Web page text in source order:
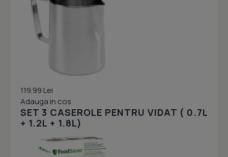
119.99 Lei
Adauga in cos
SET 3 CASEROLE PENTRU VIDAT ( 0.7L
+ 1.2L + 1.8L)